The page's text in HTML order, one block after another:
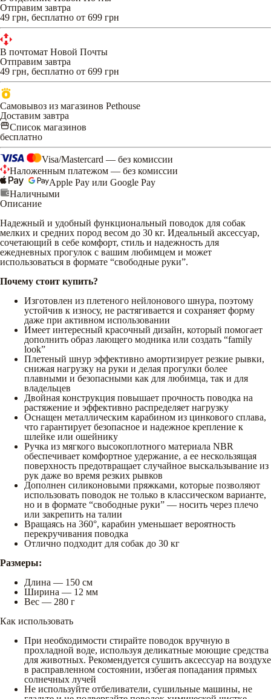
Отправим завтра
49 грн, бесплатно от 699 грн
В почтомат Новой Почты
Отправим завтра
49 грн, бесплатно от 699 грн
Самовывоз из магазинов Pethouse
Доставим завтра
Список магазинов
бесплатно
Visa/Mastercard — без комиссии
Наложенным платежом — без комиссии
Apple Pay или Google Pay
Наличными
Описание
Надежный и удобный функциональный поводок для собак
мелких и средних пород весом до 30 кг. Идеальный аксессуар,
сочетающий в себе комфорт, стиль и надежность для
ежедневных прогулок с вашим любимцем и может
использоваться в формате “свободные руки”.
Почему стоит купить?
Изготовлен из плетеного нейлонового шнура, поэтому
устойчив к износу, не растягивается и сохраняет форму
даже при активном использовании
Имеет интересный красочный дизайн, который помогает
дополнить образ лающего модника или создать “family
look”
Плетеный шнур эффективно амортизирует резкие рывки,
снижая нагрузку на руки и делая прогулки более
плавными и безопасными как для любимца, так и для
владельцев
Двойная конструкция повышает прочность поводка на
растяжение и эффективно распределяет нагрузку
Оснащен металлическим карабином из цинкового сплава,
что гарантирует безопасное и надежное крепление к
шлейке или ошейнику
Ручка из мягкого высокоплотного материала NBR
обеспечивает комфортное удержание, а ее нескользящая
поверхность предотвращает случайное выскальзывание из
рук даже во время резких рывков
Дополнен силиконовыми пряжками, которые позволяют
использовать поводок не только в классическом варианте,
но и в формате “свободные руки” — носить через плечо
или закрепить на талии
Вращаясь на 360°, карабин уменьшает вероятность
перекручивания поводка
Отлично подходит для собак до 30 кг
Размеры:
Длина — 150 см
Ширина — 12 мм
Вес — 280 г
Как использовать
При необходимости стирайте поводок вручную в
прохладной воде, используя деликатные моющие средства
для животных. Рекомендуется сушить аксессуар на воздухе
в расправленном состоянии, избегая попадания прямых
солнечных лучей
Не используйте отбеливатели, сушильные машины, не